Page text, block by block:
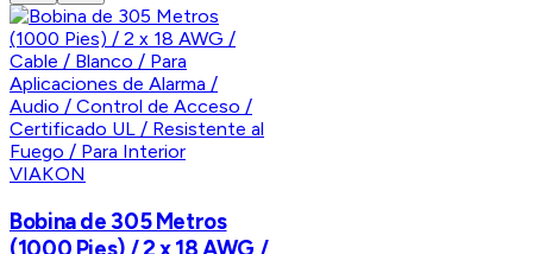
VIAKON
Bobina de 305 Metros
(1000 Pies) / 2 x 18 AWG /